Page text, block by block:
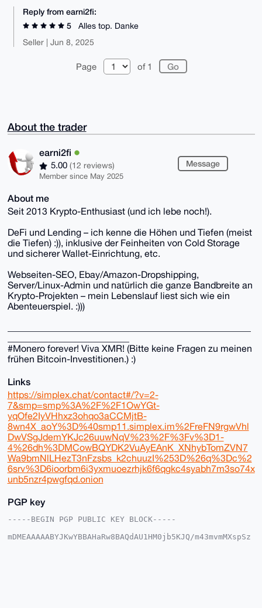
Reply from earni2fi:
5
Alles top. Danke
Seller | Jun 8, 2025
Page of 1
About the trader
earni2fi
5.00 (12 reviews)
Member since May 2025
Message
About me
Seit 2013 Krypto-Enthusiast (und ich lebe noch!).
DeFi und Lending – ich kenne die Höhen und Tiefen (meist
die Tiefen) :)), inklusive der Feinheiten von Cold Storage
und sicherer Wallet-Einrichtung, etc.
Webseiten-SEO, Ebay/Amazon-Dropshipping,
Server/Linux-Admin und natürlich die ganze Bandbreite an
Krypto-Projekten – mein Lebenslauf liest sich wie ein
Abenteuerspiel. :)))
#Monero forever! Viva XMR! (Bitte keine Fragen zu meinen
frühen Bitcoin-Investitionen.) :)
Links
https://simplex.chat/contact#/?v=2-
7&smp=smp%3A%2F%2F1OwYGt-
yqOfe2IyVHhxz3ohqo3aCCMjtB-
8wn4X_aoY%3D%40smp11.simplex.im%2FreFN9rgwVhl
DwVSgJdemYKJc26uuwNqV%23%2F%3Fv%3D1-
4%26dh%3DMCowBQYDK2VuAyEAnK_XNhybTomZVN7
Wa9bmNlLHezT3nFzsbs_k2chuuzI%253D%26q%3Dc%2
6srv%3D6ioorbm6i3yxmuoezrhjk6f6qgkc4syabh7m3so74x
unb5nzr4pwgfqd.onion
PGP key
-----BEGIN PGP PUBLIC KEY BLOCK-----
mDMEAAAAABYJKwYBBAHaRw8BAQdAU1HM0jb5KJQ/m43mvmMXspSz